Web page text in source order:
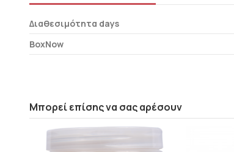
Διαθεσιμότητα days
BoxNow
Μπορεί επίσης να σας αρέσουν